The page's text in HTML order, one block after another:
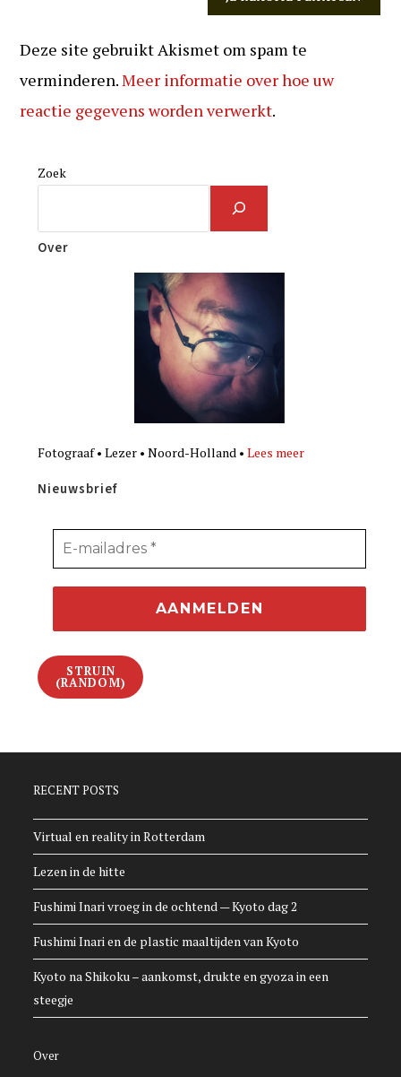
Deze site gebruikt Akismet om spam te
verminderen.Meer informatie over hoe uw
reactie gegevens worden verwerkt.
Zoek
Over
Fotograaf • Lezer • Noord-Holland •Lees meer
Nieuwsbrief
STRUIN
(RANDOM)
RECENT POSTS
Virtual en reality in Rotterdam
Lezen in de hitte
Fushimi Inari vroeg in de ochtend — Kyoto dag 2
Fushimi Inari en de plastic maaltijden van Kyoto
Kyoto na Shikoku – aankomst, drukte en gyoza in een
steegje
Over